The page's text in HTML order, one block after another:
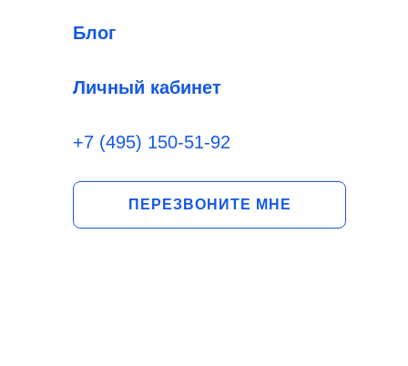
ПЕРЕЗВОНИТЕ МНЕ
Блог
Личный кабинет
+7 (495) 150-51-92